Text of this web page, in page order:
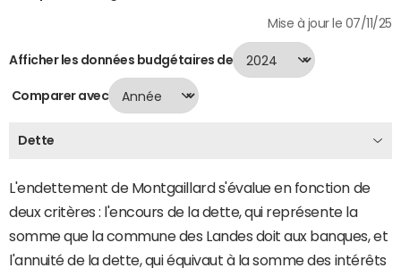
Mise à jour le 07/11/25
Afficher les données budgétaires de
Comparer avec
Dette
L'endettement de Montgaillard s'évalue en fonction de
deux critères : l'encours de la dette, qui représente la
somme que la commune des Landes doit aux banques, et
l'annuité de la dette, qui équivaut à la somme des intérêts